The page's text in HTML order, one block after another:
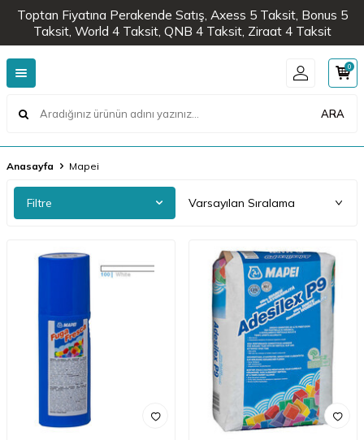
Toptan Fiyatına Perakende Satış, Axess 5 Taksit, Bonus 5
Taksit, World 4 Taksit, QNB 4 Taksit, Ziraat 4 Taksit
ARA
0
Anasayfa Mapei
Filtre